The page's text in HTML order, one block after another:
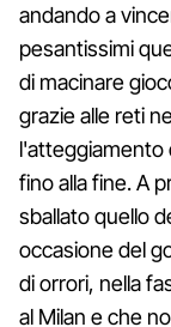
andando a
pesantissimi
di macinare
grazie alle reti
l'atteggiamento
fino alla fine. A
sballato quello
occasione del
di orrori, nella
al Milan e che